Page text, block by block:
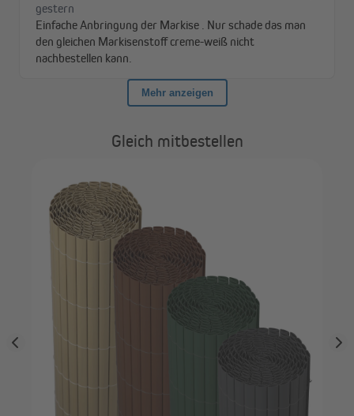
Gleich mitbestellen